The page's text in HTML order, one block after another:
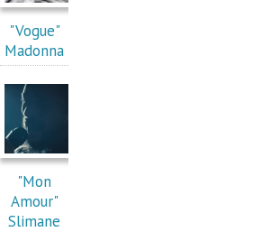
"Vogue"
Madonna
"Mon
Amour"
Slimane